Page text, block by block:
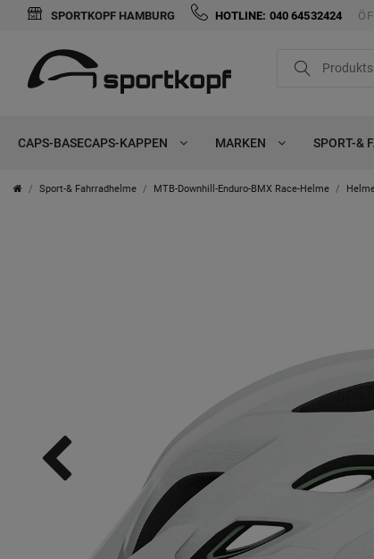
SPORTKOPF HAMBURG HOTLINE: 040 64532424
CAPS-BASECAPS-KAPPEN MARKEN SPORT-&
Sport-& Fahrradhelme MTB-Downhill-Enduro-BMX Race-Helme